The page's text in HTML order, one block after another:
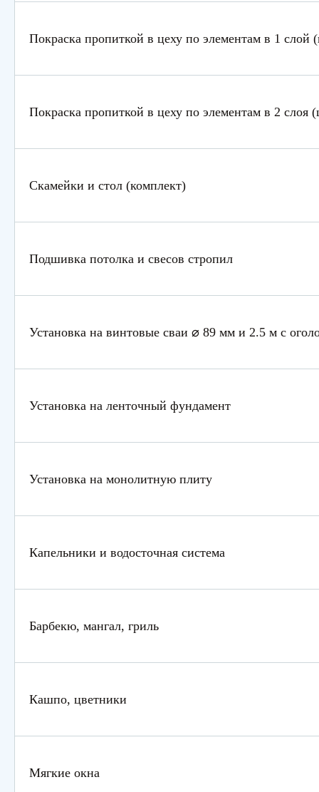
Покраска пропиткой в цеху по элементам в 1 слой
Покраска пропиткой в цеху по элементам в 2 слоя
Скамейки и стол (комплект)
Подшивка потолка и свесов стропил
Установка на винтовые сваи ⌀ 89 мм и 2.5 м с
Установка на ленточный фундамент
Установка на монолитную плиту
Капельники и водосточная система
Барбекю, мангал, гриль
Кашпо, цветники
Мягкие окна